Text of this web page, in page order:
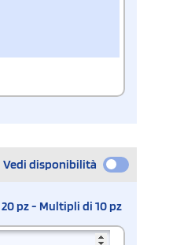
Vedi disponibilità
20 pz - Multipli di 10 pz